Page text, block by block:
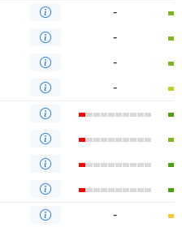
-
-
-
-
-